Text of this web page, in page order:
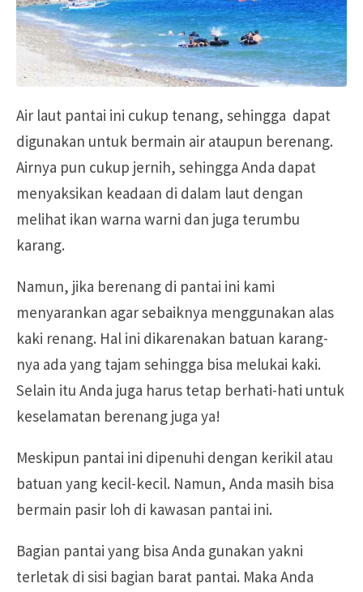
Air laut pantai ini cukup tenang, sehingga dapat
digunakan untuk bermain air ataupun berenang.
Airnya pun cukup jernih, sehingga Anda dapat
menyaksikan keadaan di dalam laut dengan
melihat ikan warna warni dan juga terumbu
karang.
Namun, jika berenang di pantai ini kami
menyarankan agar sebaiknya menggunakan alas
kaki renang. Hal ini dikarenakan batuan karang-
nya ada yang tajam sehingga bisa melukai kaki.
Selain itu Anda juga harus tetap berhati-hati untuk
keselamatan berenang juga ya!
Meskipun pantai ini dipenuhi dengan kerikil atau
batuan yang kecil-kecil. Namun, Anda masih bisa
bermain pasir loh di kawasan pantai ini.
Bagian pantai yang bisa Anda gunakan yakni
terletak di sisi bagian barat pantai. Maka Anda